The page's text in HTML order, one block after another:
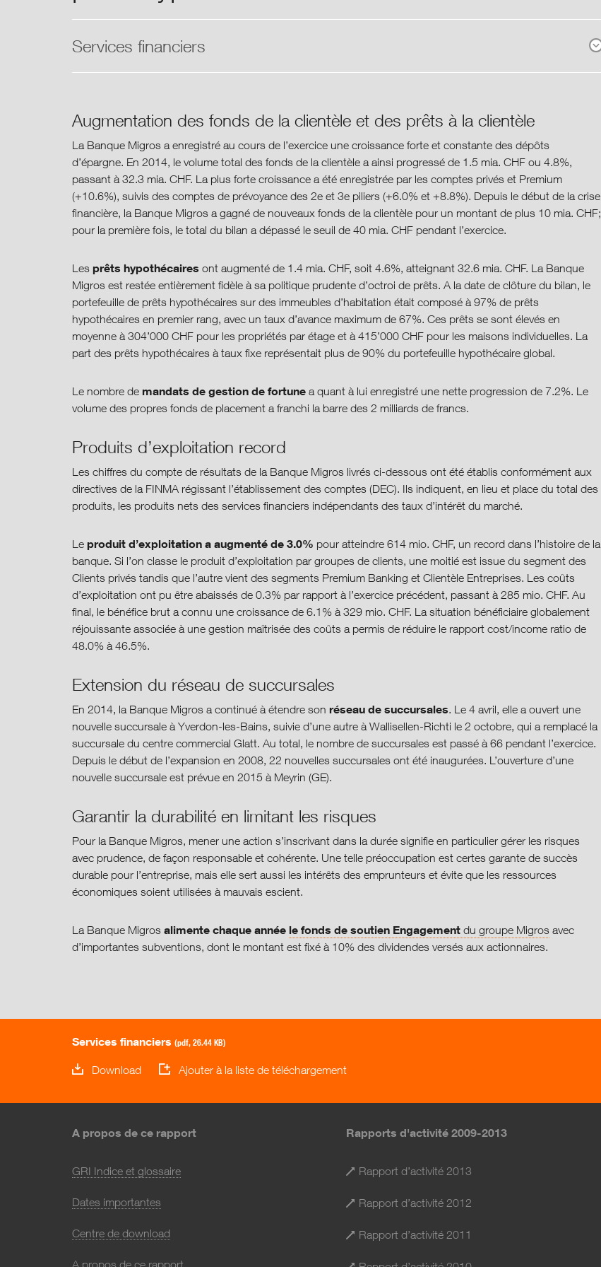
Services financiers
Augmentation des fonds de la clientèle et des prêts à la clientèle
La Banque Migros a enregistré au cours de l’exercice une croissance forte et constante des dépôts
d’épargne. En 2014, le volume total des fonds de la clientèle a ainsi progressé de 1.5 mia. CHF ou 4.8%,
passant à 32.3 mia. CHF. La plus forte croissance a été enregistrée par les comptes privés et Premium
(+10.6%), suivis des comptes de prévoyance des 2e et 3e piliers (+6.0% et +8.8%). Depuis le début de la crise
financière, la Banque Migros a gagné de nouveaux fonds de la clientèle pour un montant de plus 10 mia. CHF;
pour la première fois, le total du bilan a dépassé le seuil de 40 mia. CHF pendant l’exercice.
Les prêts hypothécaires ont augmenté de 1.4 mia. CHF, soit 4.6%, atteignant 32.6 mia. CHF. La Banque
Migros est restée entièrement fidèle à sa politique prudente d’octroi de prêts. A la date de clôture du bilan, le
portefeuille de prêts hypothécaires sur des immeubles d’habitation était composé à 97% de prêts
hypothécaires en premier rang, avec un taux d’avance maximum de 67%. Ces prêts se sont élevés en
moyenne à 304’000 CHF pour les propriétés par étage et à 415’000 CHF pour les maisons individuelles. La
part des prêts hypothécaires à taux fixe représentait plus de 90% du portefeuille hypothécaire global.
Le nombre de mandats de gestion de fortune a quant à lui enregistré une nette progression de 7.2%. Le
volume des propres fonds de placement a franchi la barre des 2 milliards de francs.
Produits d’exploitation record
Les chiffres du compte de résultats de la Banque Migros livrés ci-dessous ont été établis conformément aux
directives de la FINMA régissant l’établissement des comptes (DEC). Ils indiquent, en lieu et place du total des
produits, les produits nets des services financiers indépendants des taux d’intérêt du marché.
Le produit d’exploitation a augmenté de 3.0% pour atteindre 614 mio. CHF, un record dans l’histoire de la
banque. Si l’on classe le produit d’exploitation par groupes de clients, une moitié est issue du segment des
Clients privés tandis que l’autre vient des segments Premium Banking et Clientèle Entreprises. Les coûts
d’exploitation ont pu être abaissés de 0.3% par rapport à l’exercice précédent, passant à 285 mio. CHF. Au
final, le bénéfice brut a connu une croissance de 6.1% à 329 mio. CHF. La situation bénéficiaire globalement
réjouissante associée à une gestion maîtrisée des coûts a permis de réduire le rapport cost/income ratio de
48.0% à 46.5%.
Extension du réseau de succursales
En 2014, la Banque Migros a continué à étendre son réseau de succursales. Le 4 avril, elle a ouvert une
nouvelle succursale à Yverdon-les-Bains, suivie d’une autre à Wallisellen-Richti le 2 octobre, qui a remplacé la
succursale du centre commercial Glatt. Au total, le nombre de succursales est passé à 66 pendant l’exercice.
Depuis le début de l’expansion en 2008, 22 nouvelles succursales ont été inaugurées. L’ouverture d’une
nouvelle succursale est prévue en 2015 à Meyrin (GE).
Garantir la durabilité en limitant les risques
Pour la Banque Migros, mener une action s’inscrivant dans la durée signifie en particulier gérer les risques
avec prudence, de façon responsable et cohérente. Une telle préoccupation est certes garante de succès
durable pour l’entreprise, mais elle sert aussi les intérêts des emprunteurs et évite que les ressources
économiques soient utilisées à mauvais escient.
La Banque Migros alimente chaque année le fonds de soutien Engagement du groupe Migros avec
d’importantes subventions, dont le montant est fixé à 10% des dividendes versés aux actionnaires.
Services financiers (pdf, 26.44 KB)
Download Ajouter à la liste de téléchargement
A propos de ce rapport
GRI Indice et glossaire
Dates importantes
Centre de download
A propos de ce rapport
Rapports d'activité 2009-2013
Rapport d’activité 2013
Rapport d’activité 2012
Rapport d’activité 2011